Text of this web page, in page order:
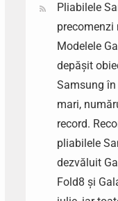
Pliabilele
precomenzi
Modelele
depășit
Samsung
mari,
record.
pliabilele
dezvăluit
Fold8 și